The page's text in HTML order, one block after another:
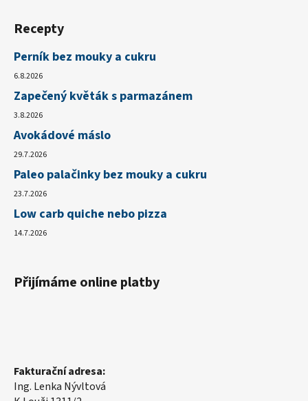
Recepty
Perník bez mouky a cukru
6.8.2026
Zapečený květák s parmazánem
3.8.2026
Avokádové máslo
29.7.2026
Paleo palačinky bez mouky a cukru
23.7.2026
Low carb quiche nebo pizza
14.7.2026
Přijímáme online platby
Fakturační adresa:
Ing. Lenka Nývltová